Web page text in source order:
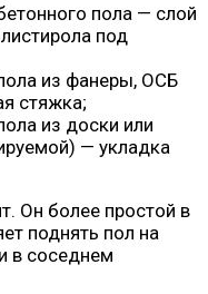
пола — слой
под
из фанеры, ОСБ
стяжка;
из доски или
— укладка
Он более простой в
поднять пол на
в соседнем